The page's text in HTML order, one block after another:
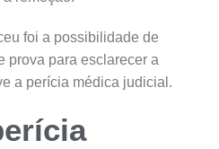
foi a possibilidade de
prova para esclarecer a
a perícia médica judicial.